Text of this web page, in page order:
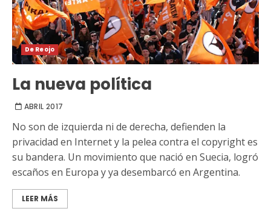
De Reojo
La nueva política
ABRIL 2017
No son de izquierda ni de derecha, defienden la
privacidad en Internet y la pelea contra el copyright es
su bandera. Un movimiento que nació en Suecia, logró
escaños en Europa y ya desembarcó en Argentina.
LEER MÁS